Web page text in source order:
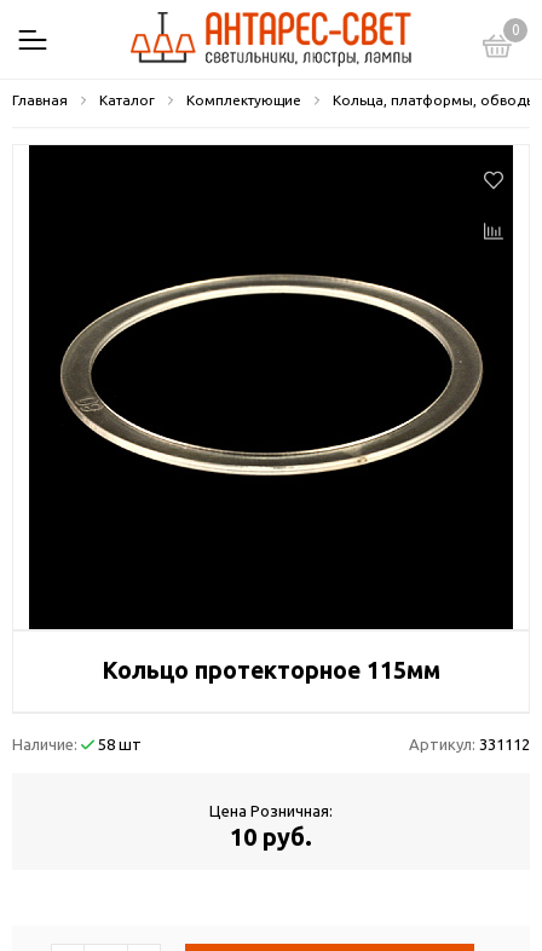
0
Главная Каталог Комплектующие Кольца, платформы, обводы,
Кольцо протекторное 115мм
Наличие: 58 шт Артикул: 331112
Цена Розничная:
10 руб.